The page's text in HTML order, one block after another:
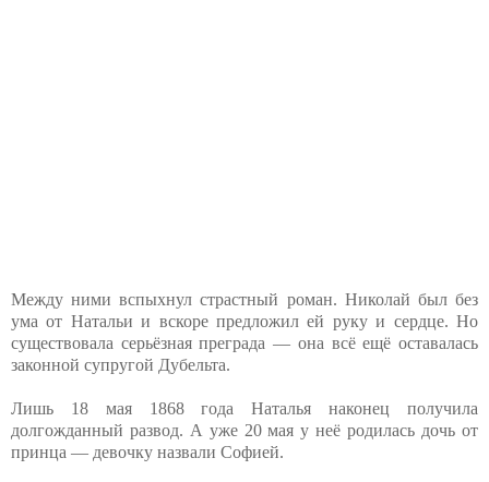
Между ними вспыхнул страстный роман. Николай был без
ума от Натальи и вскоре предложил ей руку и сердце. Но
существовала серьёзная преграда — она всё ещё оставалась
законной супругой Дубельта.
Лишь 18 мая 1868 года Наталья наконец получила
долгожданный развод. А уже 20 мая у неё родилась дочь от
принца — девочку назвали Софией.